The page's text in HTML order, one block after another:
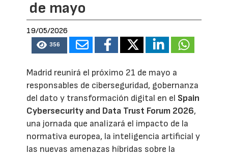
de mayo
19/05/2026
356
Madrid reunirá el próximo 21 de mayo a
responsables de ciberseguridad, gobernanza
del dato y transformación digital en el Spain
Cybersecurity and Data Trust Forum 2026,
una jornada que analizará el impacto de la
normativa europea, la inteligencia artificial y
las nuevas amenazas híbridas sobre la